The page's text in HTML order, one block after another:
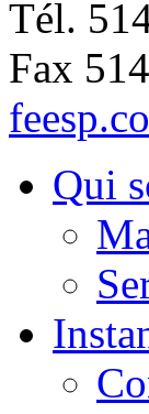
Tél.
Fax
Qui